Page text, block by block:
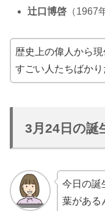
辻口博啓 （1967
歴史上の偉人から
すごい人たちばかり
3月24日の誕
今日の誕
葉がある